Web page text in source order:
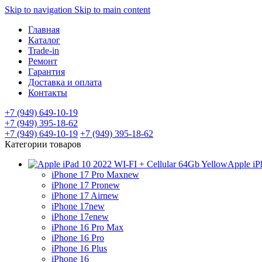
Skip to navigation Skip to main content
Главная
Каталог
Trade-in
Ремонт
Гарантия
Доставка и оплата
Контакты
+7 (949) 649-10-19
+7 (949) 395-18-62
+7 (949) 649-10-19 +7 (949) 395-18-62
Категории товаров
Apple
iPhone 17 Pro Maxnew
iPhone 17 Pronew
iPhone 17 Airnew
iPhone 17new
iPhone 17enew
iPhone 16 Pro Max
iPhone 16 Pro
iPhone 16 Plus
iPhone 16